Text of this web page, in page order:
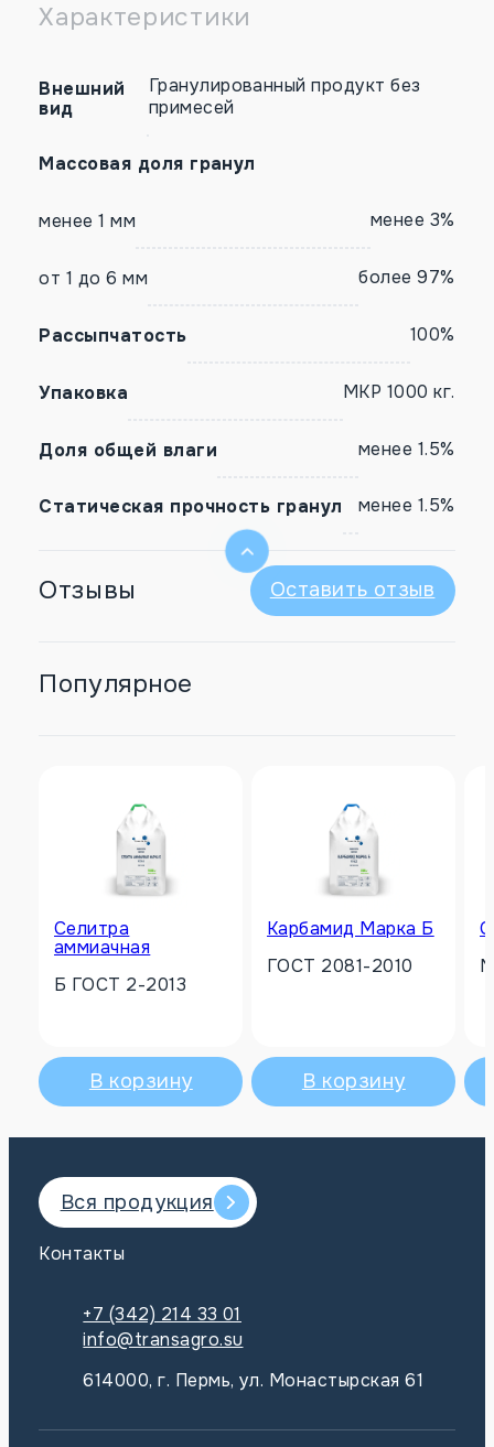
Характеристики
Внешний
вид
Гранулированный продукт без
примесей
Массовая доля гранул
менее 1 мм менее 3%
от 1 до 6 мм более 97%
Рассыпчатость 100%
Упаковка МКР 1000 кг.
Доля общей влаги менее 1.5%
Статическая прочность гранул менее 1.5%
Отзывы Оставить отзыв
Популярное
Селитра
аммиачная
Б ГОСТ 2-2013
В корзину
Карбамид Марка Б
ГОСТ 2081-2010
В корзину
Вся продукция
Контакты
+7 (342) 214 33 01
info@transagro.su
614000, г. Пермь, ул. Монастырская 61